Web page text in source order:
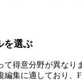
を選ぶ
て得意分野が異なり
編集に適しており、